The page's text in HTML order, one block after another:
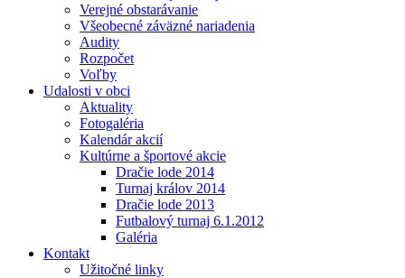
Verejné obstarávanie
Všeobecné záväzné nariadenia
Audity
Rozpočet
Voľby
Udalosti v obci
Aktuality
Fotogaléria
Kalendár akcií
Kultúrne a športové akcie
Dračie lode 2014
Turnaj králov 2014
Dračie lode 2013
Futbalový turnaj 6.1.2012
Galéria
Kontakt
Užitočné linky